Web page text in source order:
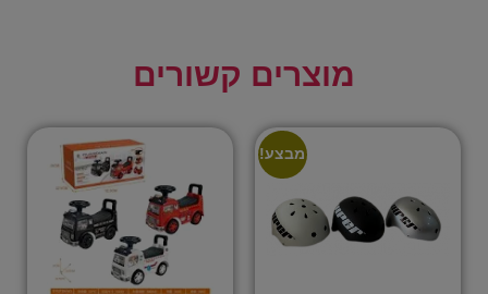
מוצרים קשורים
מבצע!